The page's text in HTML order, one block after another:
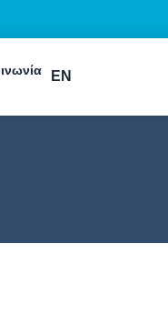
EN